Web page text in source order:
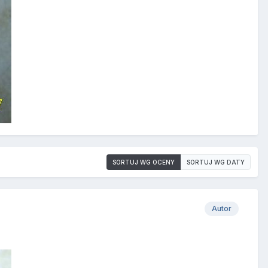
SORTUJ WG OCENY SORTUJ WG DATY
Autor